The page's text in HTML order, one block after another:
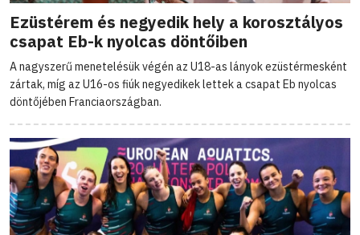
Ezüstérem és negyedik hely a korosztályos
csapat Eb-k nyolcas döntőiben
A nagyszerű menetelésük végén az U18-as lányok ezüstérmesként
zártak, míg az U16-os fiúk negyedikek lettek a csapat Eb nyolcas
döntőjében Franciaországban.